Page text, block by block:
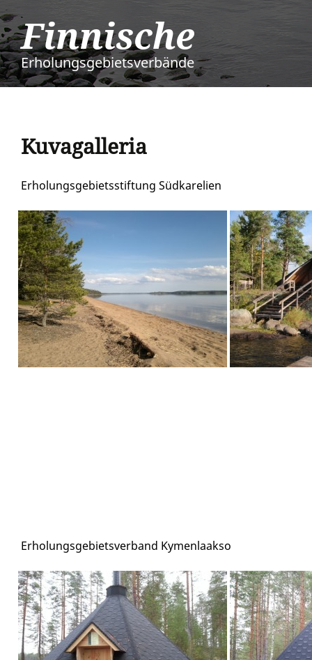
Finnische
Erholungsgebietsverbände
Kuvagalleria
Erholungsgebietsstiftung Südkarelien
Erholungsgebietsverband Kymenlaakso